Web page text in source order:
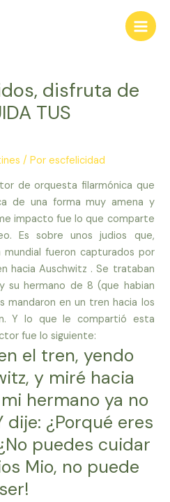
Main
disfruta de
TUS
/ Porescfelicidad
de orquesta filarmónica que
de una forma muy amena y
impacto fue lo que comparte
Es sobre unos judios que,
mundial fueron capturados por
hacia Auschwitz . Se trataban
su hermano de 8 (que habian
mandaron en un tren hacia los
Y lo que le compartió esta
fue lo siguiente:
el tren, yendo
y miré hacia
hermano ya no
dije: ¿Porqué eres
puedes cuidar
Mio, no puede
ser!